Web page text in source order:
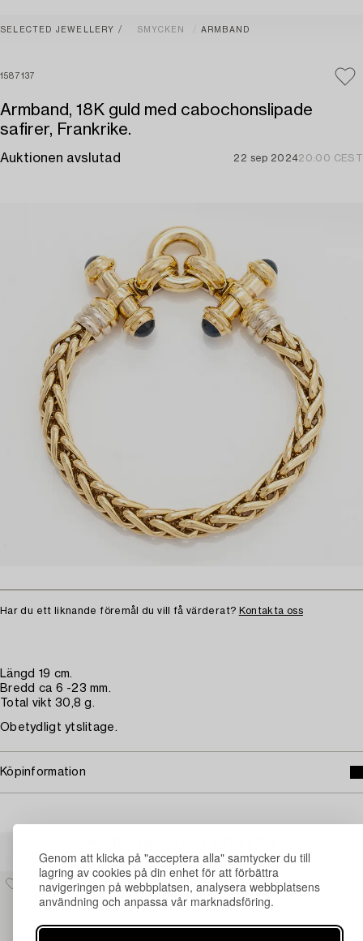
Genom att klicka på "acceptera alla" samtycker du till
lagring av cookies på din enhet för att förbättra
navigeringen på webbplatsen, analysera webbplatsens
användning och anpassa vår marknadsföring.
SELECTED JEWELLERY SMYCKEN ARMBAND
1587137
Armband, 18K guld med cabochonslipade
safirer, Frankrike.
Auktionen avslutad 22 sep 202420:00 CEST
Har du ett liknande föremål du vill få värderat? Kontakta oss
Längd 19 cm.
Bredd ca 6 -23 mm.
Total vikt 30,8 g.
Obetydligt ytslitage.
Köpinformation